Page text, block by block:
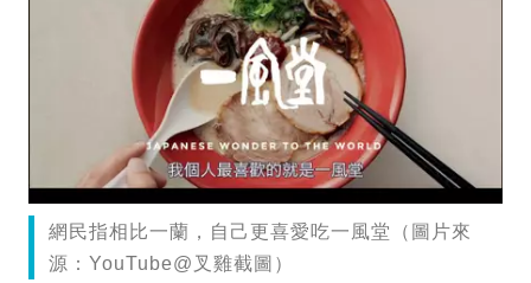
網民指相比一蘭，自己更喜愛吃一風堂（圖片來
源：YouTube@叉雞截圖）